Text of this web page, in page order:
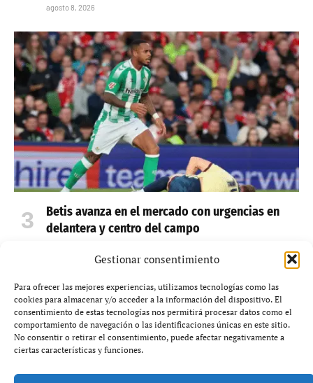
Gestionar consentimiento
Para ofrecer las mejores experiencias, utilizamos tecnologías como las
cookies para almacenar y/o acceder a la información del dispositivo. El
consentimiento de estas tecnologías nos permitirá procesar datos como el
comportamiento de navegación o las identificaciones únicas en este sitio.
No consentir o retirar el consentimiento, puede afectar negativamente a
ciertas características y funciones.
agosto 8, 2026
Betis avanza en el mercado con urgencias en
delantera y centro del campo